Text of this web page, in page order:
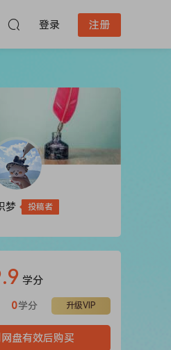
登录 注册
梦 投稿者
学分
升级VIP
0学分
盘有效后购买